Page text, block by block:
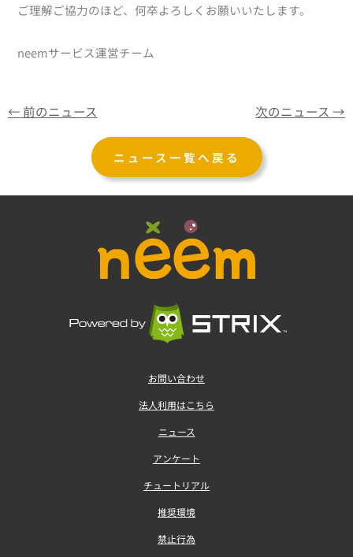
ご理解ご協力のほど、何卒よろしくお願いいたします。
neemサービス運営チーム
← 前のニュース 次のニュース→
ニュース一覧へ戻る
お問い合わせ
法人利用はこちら
ニュース
アンケート
チュートリアル
推奨環境
禁止行為